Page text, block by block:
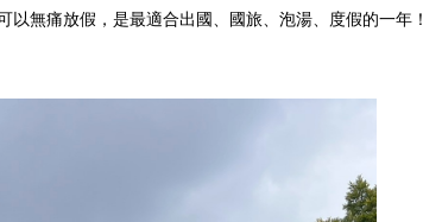
以無痛放假，是最適合出國、國旅、泡湯、度假的一年！